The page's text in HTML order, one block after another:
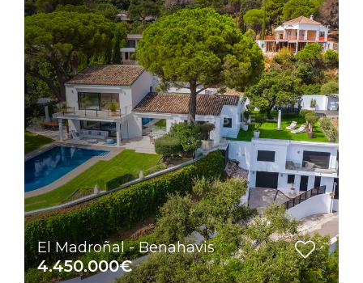
El Madroñal - Benahavis
4.450.000€